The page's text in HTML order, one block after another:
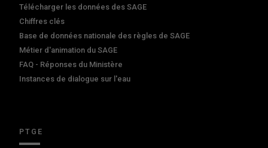
Télécharger les données des SAGE
Chiffres clés
Base de données nationale des règles de SAGE
Métier d'animation du SAGE
FAQ - Réponses du Ministère
Instances de dialogue sur l'eau
PTGE